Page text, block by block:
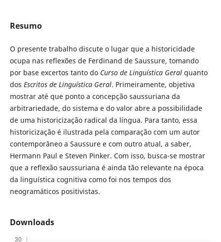
Resumo
O presente trabalho discute o lugar que a historicidade
ocupa nas reflexões de Ferdinand de Saussure, tomando
por base excertos tanto do Curso de Linguística Geralquanto
dos Escritos de Linguística Geral. Primeiramente, objetiva
mostrar até que ponto a concepção saussuriana da
arbitrariedade, do sistema e do valor abre a possibilidade
de uma historicização radical da língua. Para tanto, essa
historicização é ilustrada pela comparação com um autor
contemporâneo a Saussure e com outro atual, a saber,
Hermann Paul e Steven Pinker. Com isso, busca-se mostrar
que a reflexão saussuriana é ainda tão relevante na época
da linguística cognitiva como foi nos tempos dos
neogramáticos positivistas.
Downloads